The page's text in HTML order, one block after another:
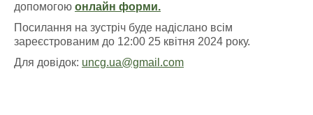
допомогою онлайн форми.
Посилання на зустріч буде надіслано всім
зареєстрованим до 12:00 25 квітня 2024 року.
Для довідок: uncg.ua@gmail.com